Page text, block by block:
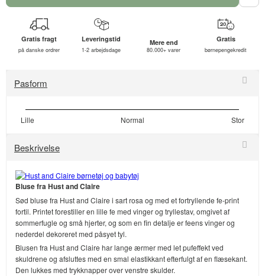
Gratis fragt
på danske ordrer
Leveringstid
1-2 arbejdsdage
Mere end
80.000+ varer
Gratis
børnepengekredit
Pasform
Lille Normal Stor
Beskrivelse
Bluse fra Hust and Claire
Sød bluse fra Hust and Claire i sart rosa og med et fortryllende fe-print
fortil. Printet forestiller en lille fe med vinger og tryllestav, omgivet af
sommerfugle og små hjerter, og som en fin detalje er feens vinger og
nederdel dekoreret med påsyet tyl.
Blusen fra Hust and Claire har lange ærmer med let pufeffekt ved
skuldrene og afsluttes med en smal elastikkant efterfulgt af en flæsekant.
Den lukkes med trykknapper over venstre skulder.